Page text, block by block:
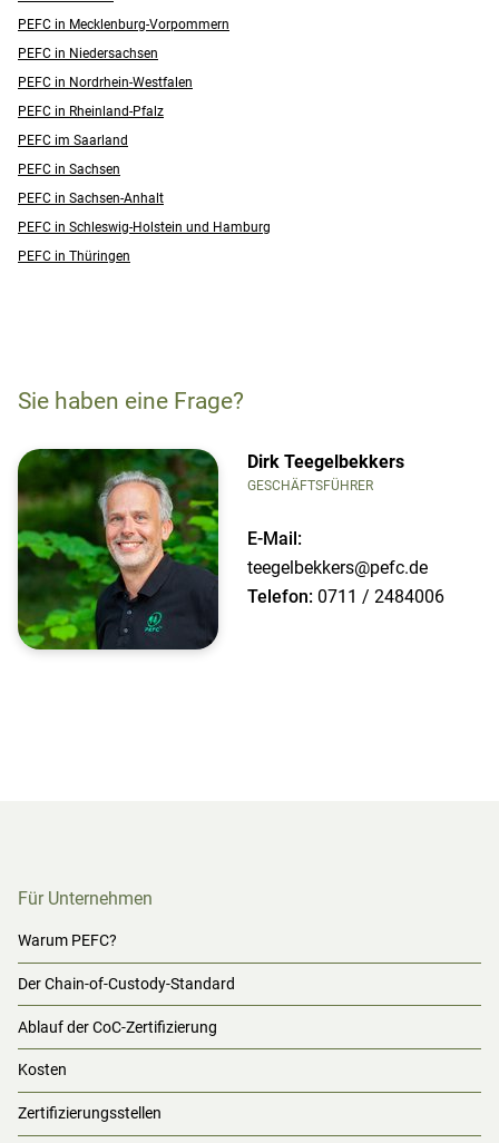
PEFC in Mecklenburg-Vorpommern
PEFC in Niedersachsen
PEFC in Nordrhein-Westfalen
PEFC in Rheinland-Pfalz
PEFC im Saarland
PEFC in Sachsen
PEFC in Sachsen-Anhalt
PEFC in Schleswig-Holstein und Hamburg
PEFC in Thüringen
Sie haben eine Frage?
Dirk Teegelbekkers
GESCHÄFTSFÜHRER
E-Mail:
teegelbekkers@pefc.de
Telefon: 0711 / 2484006
Für Unternehmen
Warum PEFC?
Der Chain-of-Custody-Standard
Ablauf der CoC-Zertifizierung
Kosten
Zertifizierungsstellen